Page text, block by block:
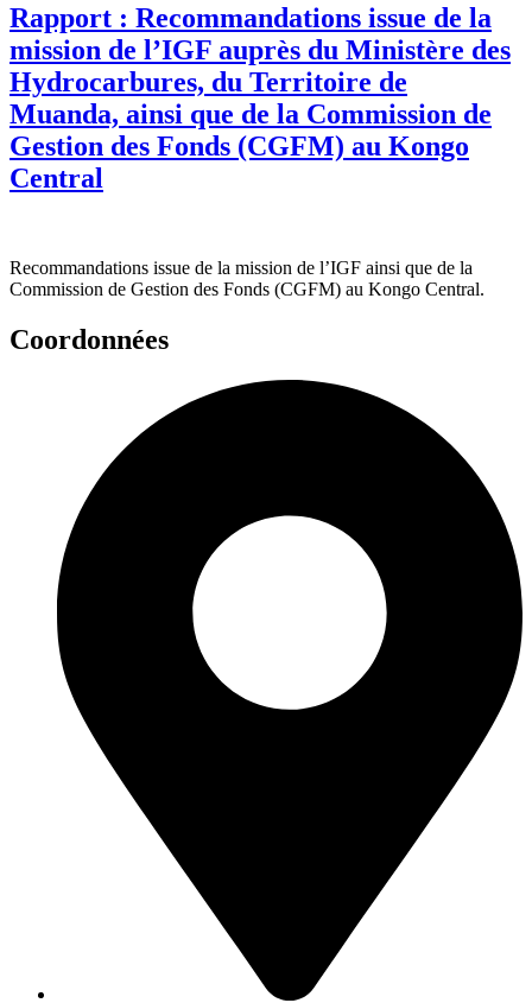
Rapport : Recommandations issue de la
mission de l’IGF auprès du Ministère des
Hydrocarbures, du Territoire de
Muanda, ainsi que de la Commission de
Gestion des Fonds (CGFM) au Kongo
Central
Recommandations issue de la mission de l’IGF ainsi que de la
Commission de Gestion des Fonds (CGFM) au Kongo Central.
Coordonnées